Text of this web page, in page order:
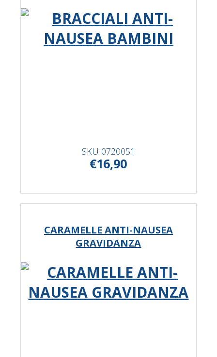
SKU 0720051
€16,90
CARAMELLE ANTI-NAUSEA
GRAVIDANZA